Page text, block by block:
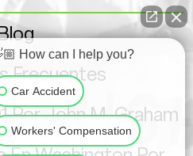
Frecuentes
Por John M. Graham
How can I help you?
Car Accident
Workers' Compensation